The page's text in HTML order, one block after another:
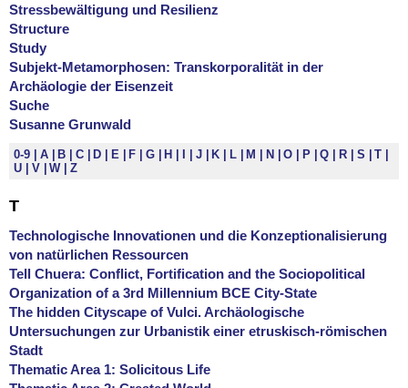
Stressbewältigung und Resilienz
Structure
Study
Subjekt-Metamorphosen: Transkorporalität in der
Archäologie der Eisenzeit
Suche
Susanne Grunwald
0-9 A B C D E F G H J K L M N O P Q R S
T
U
V W Z
T
Technologische Innovationen und die Konzeptionalisierung
von natürlichen Ressourcen
Tell Chuera: Conflict, Fortification and the Sociopolitical
Organization of a 3rd Millennium BCE City-State
The hidden Cityscape of Vulci. Archäologische
Untersuchungen zur Urbanistik einer etruskisch-römischen
Stadt
Thematic Area 1: Solicitous Life